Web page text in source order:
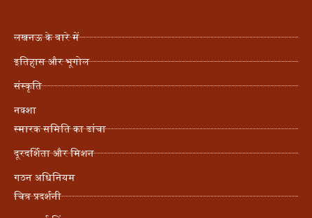
लखनऊ के बारे में
इतिहास और भूगोल
संस्कृति
नक्शा
स्मारक समिति का ढांचा
दूरदर्शिता और मिशन
गठन अधिनियम
चित्र प्रदर्शनी